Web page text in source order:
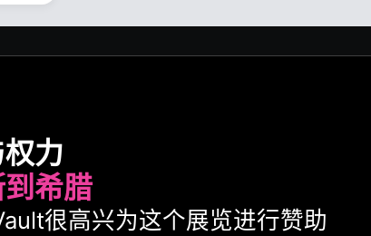
力
希腊
很高兴为这个展览进行赞助